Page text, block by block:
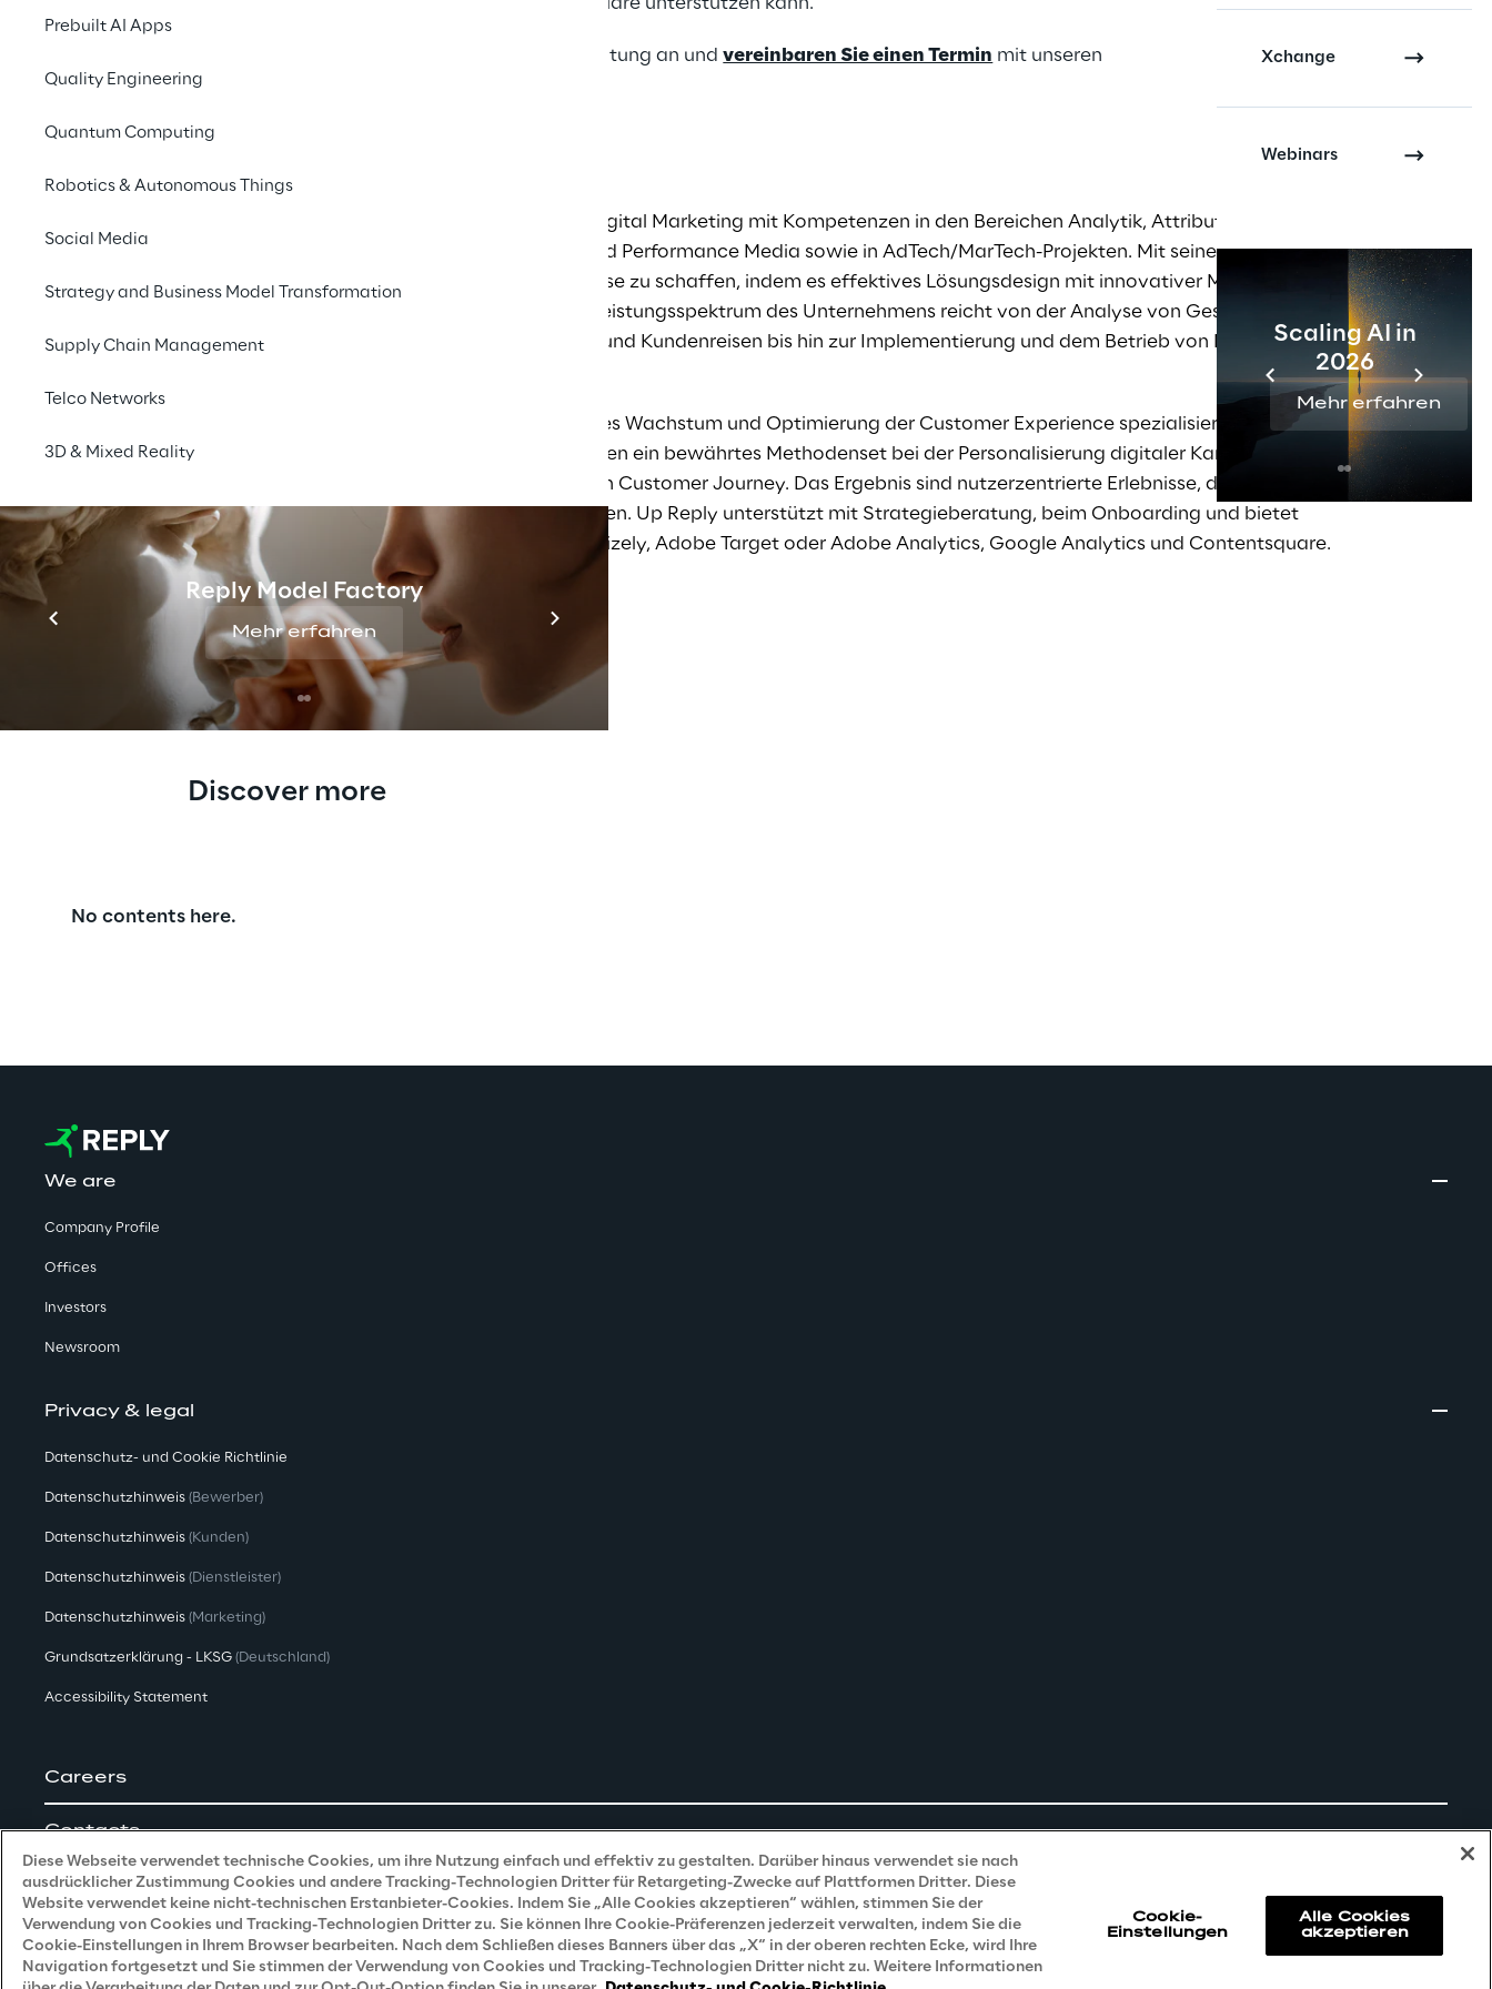
Prebuilt AI Apps
Quality Engineering
Quantum Computing
Robotics & Autonomous Things
Social Media
Strategy and Business Model Transformation
Supply Chain Management
Telco Networks
3D & Mixed Reality
Reply Model Factory
Mehr erfahren
Xchange
Webinars
Scaling AI in
2026
Mehr erfahren
zur Veranstaltung an undvereinbaren Sie einen Termin mit unseren
ist ein Spezialist für datengetriebenes Digital Marketing mit Kompetenzen in den Bereichen Analytik, Attribution Modeling,
Marketing Automation, Lead Management, SEO und Performance Media sowie in AdTech/MarTech-Projekten. Mit seiner Expertise
schafft es Like Reply bestmögliche digitale Erlebnisse zu schaffen, indem es effektives Lösungsdesign mit innovativer Marketing- und
E-Commerce-Cloud-Technologie kombiniert. Das Leistungsspektrum des Unternehmens reicht von der Analyse von Geschäfts- und
Marketing-KPIs über die Gestaltung von Prozessen und Kundenreisen bis hin zur Implementierung und dem Betrieb von Marketing
ist innerhalb der Reply Gruppe auf digitales Wachstum und Optimierung der Customer Experience spezialisiert. Die
Experten von Up Reply bieten internationalen Kunden ein bewährtes Methodenset bei der Personalisierung digitaler Kanäle, A/B-Tests
und datenbasierten Analysen entlang der gesamten Customer Journey. Das Ergebnis sind nutzerzentrierte Erlebnisse, die auf die
Geschäftsziele der jeweiligen Unternehmen einzahlen. Up Reply unterstützt mit Strategieberatung, beim Onboarding und bietet
Fullservice rund um Tools wie Dynamic Yield, Optimizely, Adobe Target oder Adobe Analytics, Google Analytics und Contentsquare.
Discover more
No contents here.
We are
Company Profile
Offices
Investors
Newsroom
Privacy & legal
Datenschutz- und Cookie Richtlinie
Datenschutzhinweis (Bewerber)
Datenschutzhinweis (Kunden)
Datenschutzhinweis (Dienstleister)
Datenschutzhinweis (Marketing)
Grundsatzerklärung - LKSG (Deutschland)
Accessibility Statement
Careers
Contacts
Reply © 2026
Diese Webseite verwendet technische Cookies, um ihre Nutzung einfach und effektiv zu gestalten. Darüber hinaus verwendet sie nach
ausdrücklicher Zustimmung Cookies und andere Tracking-Technologien Dritter für Retargeting-Zwecke auf Plattformen Dritter. Diese
Website verwendet keine nicht-technischen Erstanbieter-Cookies. Indem Sie „Alle Cookies akzeptieren“ wählen, stimmen Sie der
Verwendung von Cookies und Tracking-Technologien Dritter zu. Sie können Ihre Cookie-Präferenzen jederzeit verwalten, indem Sie die
Cookie-Einstellungen in Ihrem Browser bearbeiten. Nach dem Schließen dieses Banners über das „X“ in der oberen rechten Ecke, wird Ihre
Navigation fortgesetzt und Sie stimmen der Verwendung von Cookies und Tracking-Technologien Dritter nicht zu. Weitere Informationen
Cookie-
Einstellungen
Alle Cookies
akzeptieren